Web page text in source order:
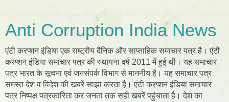
Anti Corruption India News
एंटी करप्शन इंडिया एक राष्ट्रीय दैनिक और साप्ताहिक समाचार पत्र है। एंटी
करप्शन इंडिया समाचार पत्र की स्थापना वर्ष 2011 में हुई थी। यह समाचार
पत्र भारत के सूचना एवं जनसंपर्क विभाग से माननीय है। यह समाचार पत्र
समस्त देश व विदेश की खबरें साझा करता है। एंटी करप्शन इंडिया समाचार
पत्र निष्पक्ष पत्रकारिता कर जनता तक सही खबरें पहुंचाता है। देश का